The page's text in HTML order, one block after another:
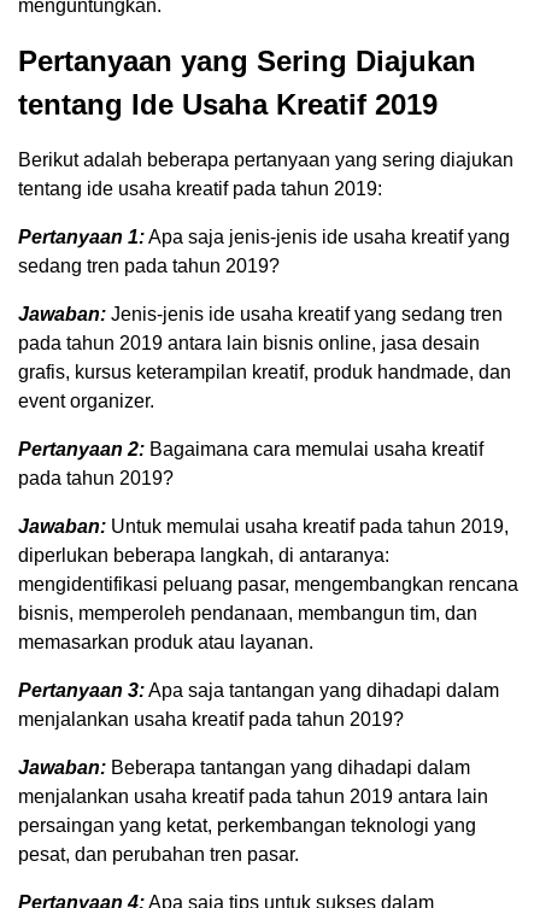
menguntungkan.
Pertanyaan yang Sering Diajukan
tentang Ide Usaha Kreatif 2019
Berikut adalah beberapa pertanyaan yang sering diajukan
tentang ide usaha kreatif pada tahun 2019:
Pertanyaan 1:Apa saja jenis-jenis ide usaha kreatif yang
sedang tren pada tahun 2019?
Jawaban: Jenis-jenis ide usaha kreatif yang sedang tren
pada tahun 2019 antara lain bisnis online, jasa desain
grafis, kursus keterampilan kreatif, produk handmade, dan
event organizer.
Pertanyaan 2: Bagaimana cara memulai usaha kreatif
pada tahun 2019?
Jawaban: Untuk memulai usaha kreatif pada tahun 2019,
diperlukan beberapa langkah, di antaranya:
mengidentifikasi peluang pasar, mengembangkan rencana
bisnis, memperoleh pendanaan, membangun tim, dan
memasarkan produk atau layanan.
Pertanyaan 3:Apa saja tantangan yang dihadapi dalam
menjalankan usaha kreatif pada tahun 2019?
Jawaban: Beberapa tantangan yang dihadapi dalam
menjalankan usaha kreatif pada tahun 2019 antara lain
persaingan yang ketat, perkembangan teknologi yang
pesat, dan perubahan tren pasar.
Pertanyaan 4:Apa saja tips untuk sukses dalam